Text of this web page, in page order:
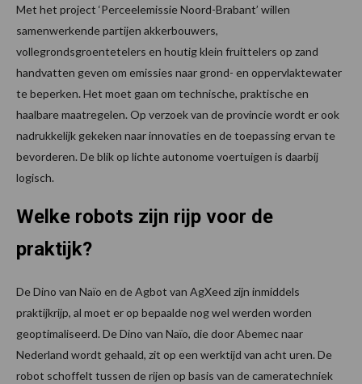
Met het project ‘Perceelemissie Noord-Brabant’ willen
samenwerkende partijen akkerbouwers,
vollegrondsgroentetelers en houtig klein fruittelers op zand
handvatten geven om emissies naar grond- en oppervlaktewater
te beperken. Het moet gaan om technische, praktische en
haalbare maatregelen. Op verzoek van de provincie wordt er ook
nadrukkelijk gekeken naar innovaties en de toepassing ervan te
bevorderen. De blik op lichte autonome voertuigen is daarbij
logisch.
Welke robots zijn rijp voor de
praktijk?
De Dino van Naïo en de Agbot van AgXeed zijn inmiddels
praktijkrijp, al moet er op bepaalde nog wel werden worden
geoptimaliseerd. De Dino van Naïo, die door Abemec naar
Nederland wordt gehaald, zit op een werktijd van acht uren. De
robot schoffelt tussen de rijen op basis van de cameratechniek